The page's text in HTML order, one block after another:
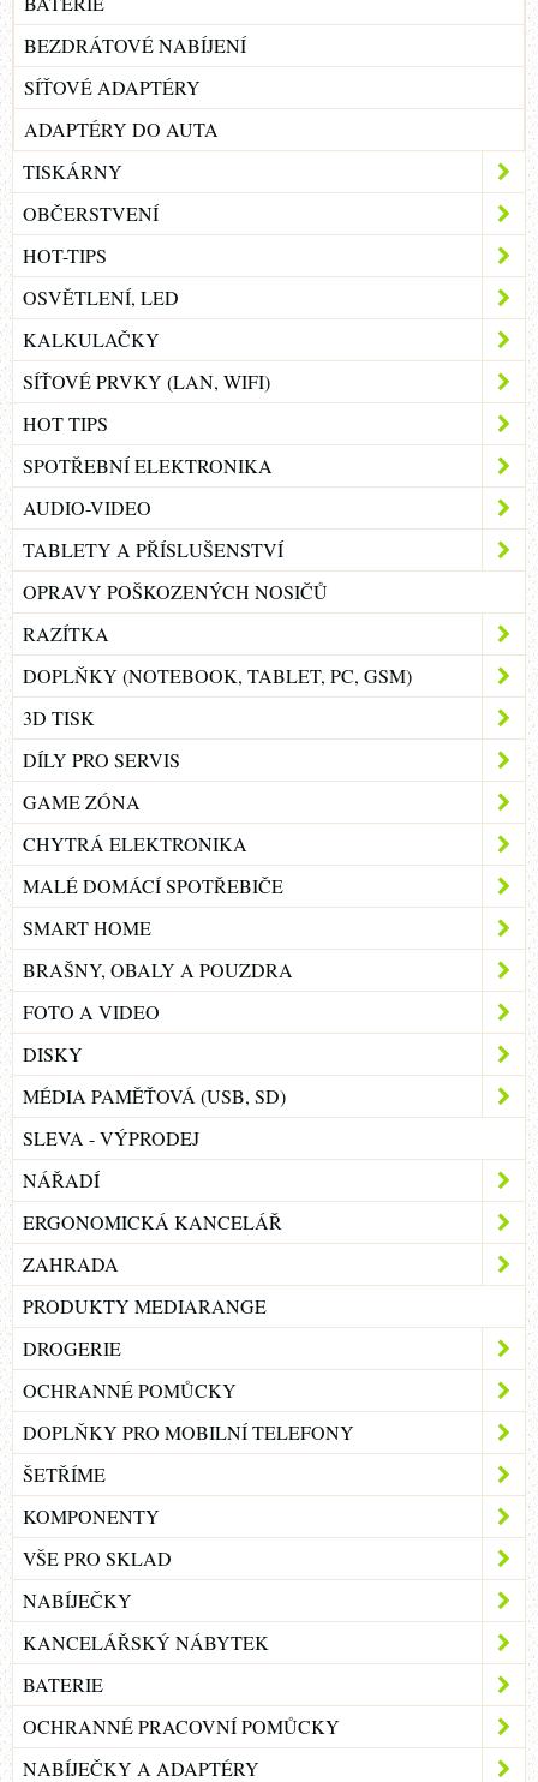
BEZDRÁTOVÉ NABÍJENÍ
SÍŤOVÉ ADAPTÉRY
ADAPTÉRY DO AUTA
TISKÁRNY
OBČERSTVENÍ
HOT-TIPS
OSVĚTLENÍ, LED
KALKULAČKY
SÍŤOVÉ PRVKY (LAN, WIFI)
HOT TIPS
SPOTŘEBNÍ ELEKTRONIKA
AUDIO-VIDEO
TABLETY A PŘÍSLUŠENSTVÍ
OPRAVY POŠKOZENÝCH NOSIČŮ
RAZÍTKA
DOPLŇKY (NOTEBOOK, TABLET, PC, GSM)
3D TISK
DÍLY PRO SERVIS
GAME ZÓNA
CHYTRÁ ELEKTRONIKA
MALÉ DOMÁCÍ SPOTŘEBIČE
SMART HOME
BRAŠNY, OBALY A POUZDRA
FOTO A VIDEO
DISKY
MÉDIA PAMĚŤOVÁ (USB, SD)
SLEVA - VÝPRODEJ
NÁŘADÍ
ERGONOMICKÁ KANCELÁŘ
ZAHRADA
PRODUKTY MEDIARANGE
DROGERIE
OCHRANNÉ POMŮCKY
DOPLŇKY PRO MOBILNÍ TELEFONY
ŠETŘÍME
KOMPONENTY
VŠE PRO SKLAD
NABÍJEČKY
KANCELÁŘSKÝ NÁBYTEK
BATERIE
OCHRANNÉ PRACOVNÍ POMŮCKY
NABÍJEČKY A ADAPTÉRY